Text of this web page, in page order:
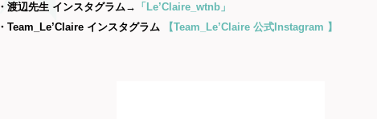
・渡辺先生 インスタグラム→ 「Le’Claire_wtnb」
・Team_Le’Claire インスタグラム 【Team_Le’Claire 公式Instagram 】